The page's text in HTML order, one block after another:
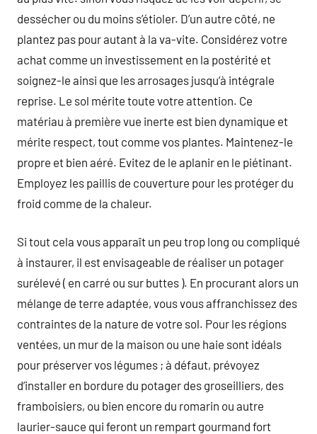
dessécher ou du moins s’étioler. D’un autre côté, ne
plantez pas pour autant à la va-vite. Considérez votre
achat comme un investissement en la postérité et
soignez-le ainsi que les arrosages jusqu’à intégrale
reprise. Le sol mérite toute votre attention. Ce
matériau à première vue inerte est bien dynamique et
mérite respect, tout comme vos plantes. Maintenez-le
propre et bien aéré. Evitez de le aplanir en le piétinant.
Employez les paillis de couverture pour les protéger du
froid comme de la chaleur.
Si tout cela vous apparaît un peu trop long ou compliqué
à instaurer, il est envisageable de réaliser un potager
surélevé ( en carré ou sur buttes ). En procurant alors un
mélange de terre adaptée, vous vous affranchissez des
contraintes de la nature de votre sol. Pour les régions
ventées, un mur de la maison ou une haie sont idéals
pour préserver vos légumes ; à défaut, prévoyez
d’installer en bordure du potager des groseilliers, des
framboisiers, ou bien encore du romarin ou autre
laurier-sauce qui feront un rempart gourmand fort